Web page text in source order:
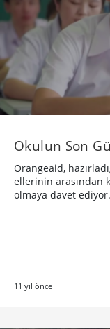
Okulun Son
Orangeaid,
ellerinin arasından
olmaya davet ediyor.
11 yıl önce